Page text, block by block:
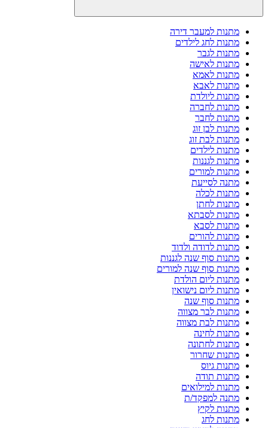
מתנות למעבר דירה
מתנות לחג לילדים
מתנות לגבר
מתנות לאישה
מתנות לאמא
מתנות לאבא
מתנות ליולדת
מתנות לחברה
מתנות לחבר
מתנות לבן זוג
מתנות לבת זוג
מתנות לילדים
מתנות לגננות
מתנות למורים
מתנה לסייעת
מתנות לכלה
מתנות לחתן
מתנות לסבתא
מתנות לסבא
מתנות להורים
מתנות לדודה ולדוד
מתנות סוף שנה לגננות
מתנות סוף שנה למורים
מתנות ליום הולדת
מתנות ליום נישואין
מתנות סוף שנה
מתנות לבר מצווה
מתנות לבת מצווה
מתנות לחינה
מתנות לחתונה
מתנות שחרור
מתנות גיוס
מתנות תודה
מתנות למילואים
מתנה למפקד/ת
מתנות לקיץ
מתנות לחג